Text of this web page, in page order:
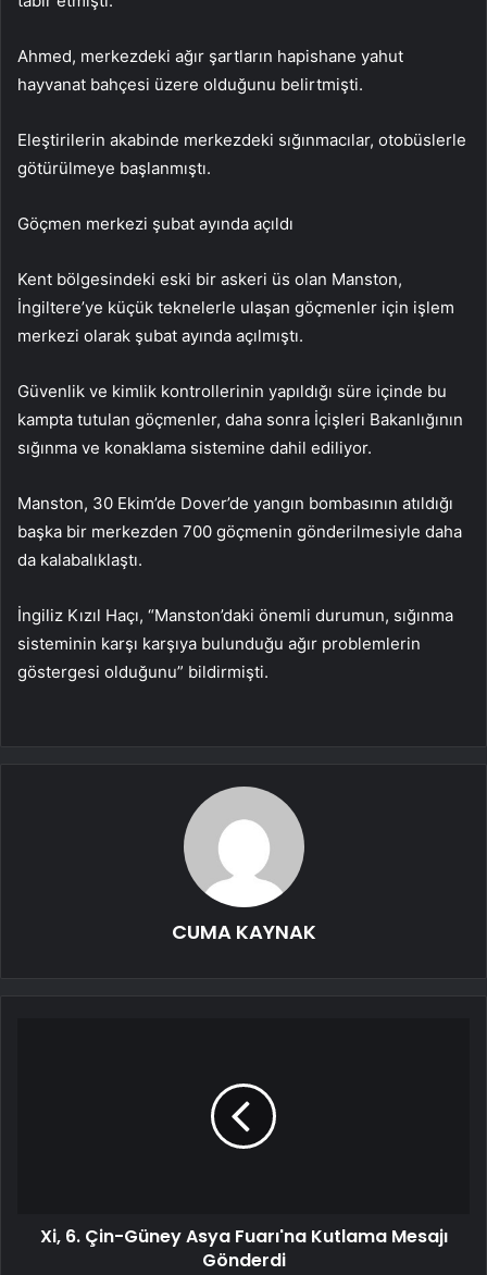
Ahmed, merkezdeki ağır şartların hapishane yahut
hayvanat bahçesi üzere olduğunu belirtmişti.
Eleştirilerin akabinde merkezdeki sığınmacılar, otobüslerle
götürülmeye başlanmıştı.
Göçmen merkezi şubat ayında açıldı
Kent bölgesindeki eski bir askeri üs olan Manston,
İngiltere’ye küçük teknelerle ulaşan göçmenler için işlem
merkezi olarak şubat ayında açılmıştı.
Güvenlik ve kimlik kontrollerinin yapıldığı süre içinde bu
kampta tutulan göçmenler, daha sonra İçişleri Bakanlığının
sığınma ve konaklama sistemine dahil ediliyor.
Manston, 30 Ekim’de Dover’de yangın bombasının atıldığı
başka bir merkezden 700 göçmenin gönderilmesiyle daha
da kalabalıklaştı.
İngiliz Kızıl Haçı, “Manston’daki önemli durumun, sığınma
sisteminin karşı karşıya bulunduğu ağır problemlerin
göstergesi olduğunu” bildirmişti.
CUMA KAYNAK
Xi, 6. Çin-Güney Asya Fuarı'na Kutlama Mesajı
Gönderdi